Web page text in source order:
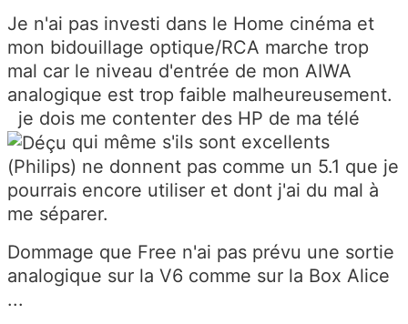
Je n'ai pas investi dans le Home cinéma et
mon bidouillage optique/RCA marche trop
mal car le niveau d'entrée de mon AIWA
analogique est trop faible malheureusement.
je dois me contenter des HP de ma télé
qui même s'ils sont excellents
(Philips) ne donnent pas comme un 5.1 que je
pourrais encore utiliser et dont j'ai du mal à
me séparer.
Dommage que Free n'ai pas prévu une sortie
analogique sur la V6 comme sur la Box Alice
...